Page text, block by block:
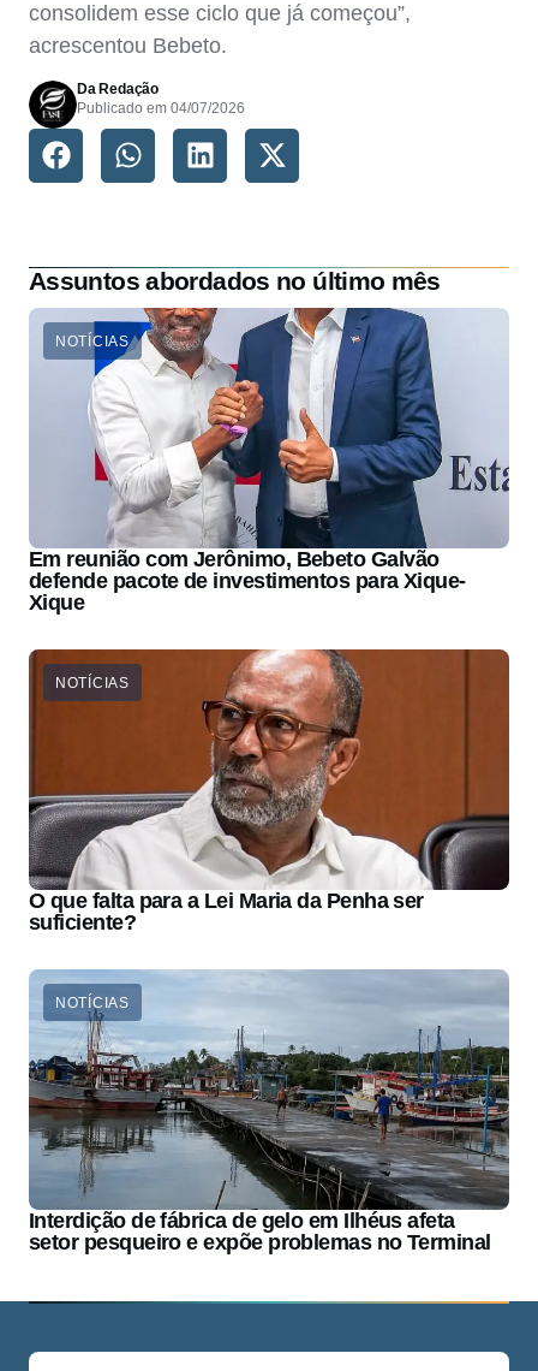
consolidem esse ciclo que já começou”,
acrescentou Bebeto.
Da Redação
Publicado em 04/07/2026
Assuntos abordados no último mês
NOTÍCIAS
Em reunião com Jerônimo, Bebeto Galvão
defende pacote de investimentos para Xique-
Xique
NOTÍCIAS
O que falta para a Lei Maria da Penha ser
suficiente?
NOTÍCIAS
Interdição de fábrica de gelo em Ilhéus afeta
setor pesqueiro e expõe problemas no Terminal